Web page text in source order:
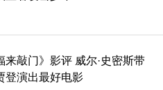
来敲门》影评 威尔·史密斯带
登演出最好电影